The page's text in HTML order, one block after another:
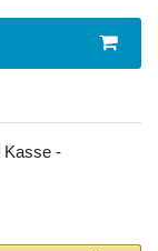
Kasse -